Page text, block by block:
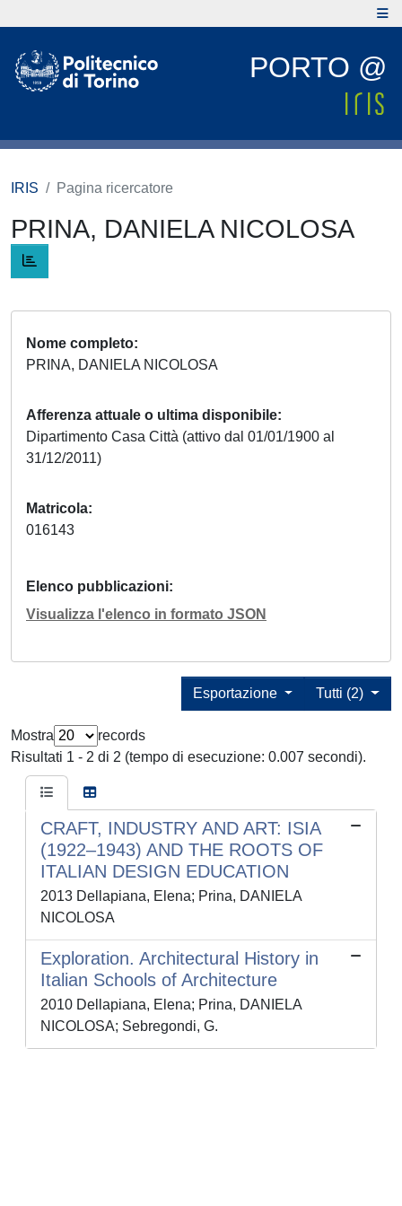
PORTO @
IRIS Pagina ricercatore
PRINA, DANIELA NICOLOSA
Nome completo
PRINA, DANIELA NICOLOSA
Afferenza attuale o ultima disponibile
Dipartimento Casa Città (attivo dal 01/01/1900 al
31/12/2011)
Matricola
016143
Elenco pubblicazioni
Visualizza l'elenco in formato JSON
Tutti (2)
Esportazione
Mostra
records
Risultati 1 - 2 di 2 (tempo di esecuzione: 0.007 secondi).
CRAFT, INDUSTRY AND ART: ISIA
(1922–1943) AND THE ROOTS OF
ITALIAN DESIGN EDUCATION
2013 Dellapiana, Elena; Prina, DANIELA
NICOLOSA
Exploration. Architectural History in
Italian Schools of Architecture
2010 Dellapiana, Elena; Prina, DANIELA
NICOLOSA; Sebregondi, G.